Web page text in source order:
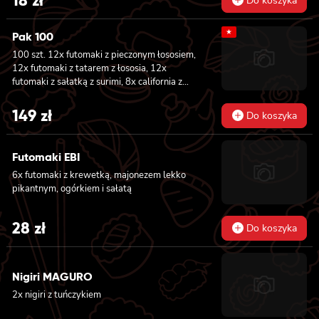
Pak 100
100 szt. 12x futomaki z pieczonym łososiem,
12x futomaki z tatarem z łososia, 12x
futomaki z sałatką z surimi, 8x california z
tuńczykiem, 8x california z pieczonym
łososiem, 8x california z krewetką w
tempurze, 8x maki z ogórkiem, 8x maki z
oshinko, 8x maki z surimi, 8x maki z łososiem,
8x maki z kanpyo
★
149 zł Do koszyka
Futomaki EBI
6x futomaki z krewetką, majonezem lekko
pikantnym, ogórkiem i sałatą
28zł Do koszyka
Nigiri MAGURO
2x nigiri z tuńczykiem